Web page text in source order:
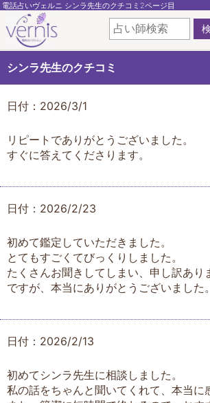
電話占いヴェルニ シンラ先生のクチコミ2ページ目
シンラ先生のクチコミ
日付：2026/3/1
リピートでありがとうございました。
すぐに答えてくださります。
日付：2026/2/23
初めて鑑定していただきました。
とてもすごくてびっくりしました。
たくさんお聞きしてしまい、申し訳あり
ですが、本当にありがとうございました。
日付：2026/2/13
初めてシンラ先生に相談しました。
私の話をちゃんと聞いてくれて、本当に